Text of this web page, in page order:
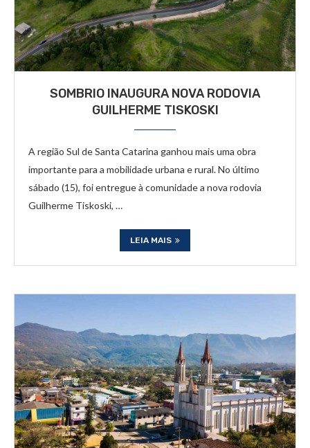
SOMBRIO INAUGURA NOVA RODOVIA
GUILHERME TISKOSKI
A região Sul de Santa Catarina ganhou mais uma obra
importante para a mobilidade urbana e rural. No último
sábado (15), foi entregue à comunidade a nova rodovia
Guilherme Tiskoski, …
LEIA MAIS